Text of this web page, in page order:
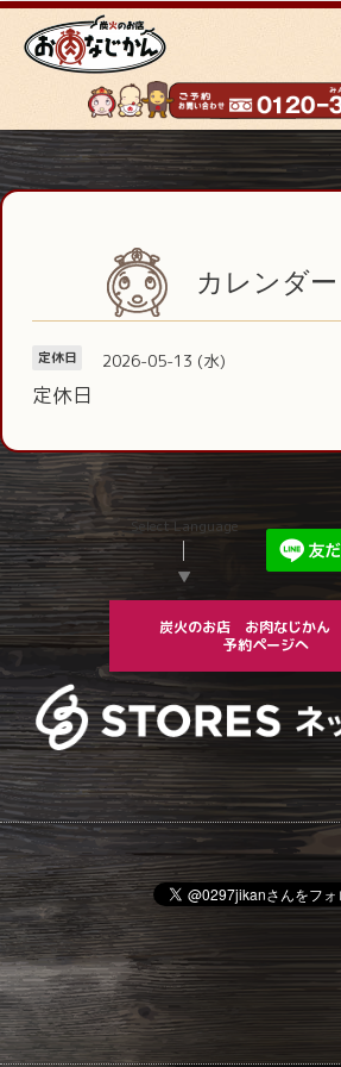
カレンダー
定休日 2026-05-13 (水)
定休日
Select Language
▼
炭火のお店 お肉な
予約ページへ